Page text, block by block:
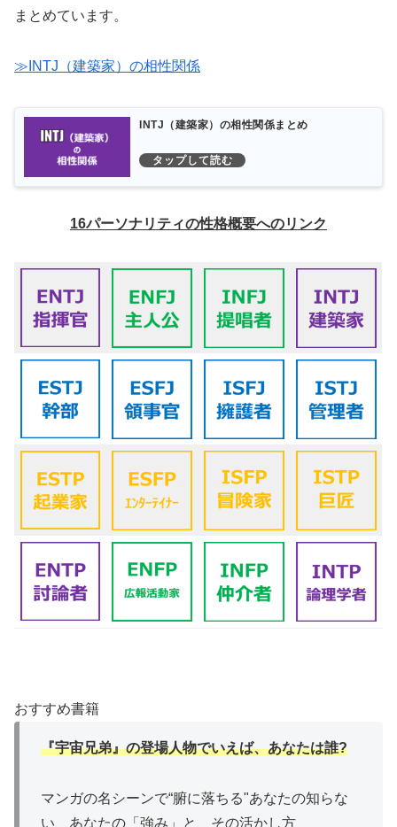
まとめています。
≫INTJ（建築家）の相性関係
INTJ（建築家）の相性関係まとめ
16パーソナリティの性格概要へのリンク
おすすめ書籍
『宇宙兄弟』の登場人物でいえば、あなたは誰?
マンガの名シーンで“腑に落ちる"あなたの知らな
い、あなたの「強み」と、その活かし方